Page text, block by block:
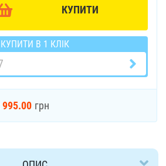
КУПИТИ
КУПИТИ В 1 КЛІК
995.00 грн